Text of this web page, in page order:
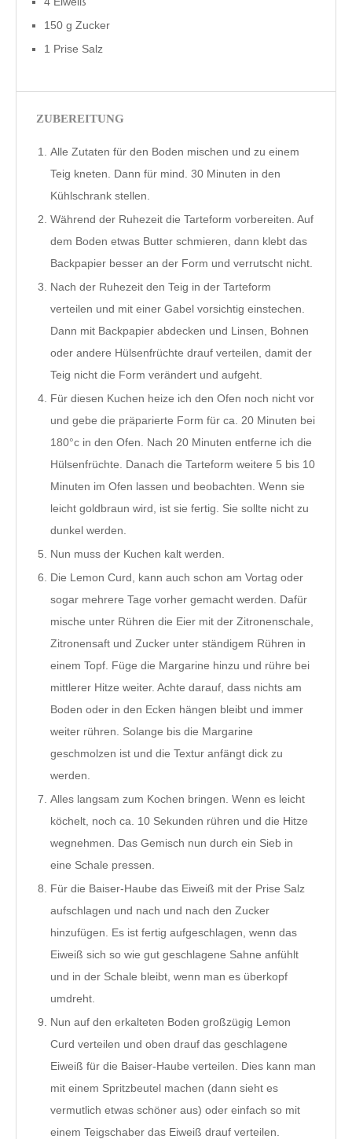
150 g Zucker
1 Prise Salz
ZUBEREITUNG
Alle Zutaten für den Boden mischen und zu einem
Teig kneten. Dann für mind. 30 Minuten in den
Kühlschrank stellen.
Während der Ruhezeit die Tarteform vorbereiten. Auf
dem Boden etwas Butter schmieren, dann klebt das
Backpapier besser an der Form und verrutscht nicht.
Nach der Ruhezeit den Teig in der Tarteform
verteilen und mit einer Gabel vorsichtig einstechen.
Dann mit Backpapier abdecken und Linsen, Bohnen
oder andere Hülsenfrüchte drauf verteilen, damit der
Teig nicht die Form verändert und aufgeht.
Für diesen Kuchen heize ich den Ofen noch nicht vor
und gebe die präparierte Form für ca. 20 Minuten bei
180°c in den Ofen. Nach 20 Minuten entferne ich die
Hülsenfrüchte. Danach die Tarteform weitere 5 bis 10
Minuten im Ofen lassen und beobachten. Wenn sie
leicht goldbraun wird, ist sie fertig. Sie sollte nicht zu
dunkel werden.
Nun muss der Kuchen kalt werden.
Die Lemon Curd , kann auch schon am Vortag oder
sogar mehrere Tage vorher gemacht werden. Dafür
mische unter Rühren die Eier mit der Zitronenschale,
Zitronensaft und Zucker unter ständigem Rühren in
einem Topf. Füge die Margarine hinzu und rühre bei
mittlerer Hitze weiter. Achte darauf, dass nichts am
Boden oder in den Ecken hängen bleibt und immer
weiter rühren. Solange bis die Margarine
geschmolzen ist und die Textur anfängt dick zu
werden.
Alles langsam zum Kochen bringen. Wenn es leicht
köchelt, noch ca. 10 Sekunden rühren und die Hitze
wegnehmen. Das Gemisch nun durch ein Sieb in
eine Schale pressen.
Für die Baiser-Haube das Eiweiß mit der Prise Salz
aufschlagen und nach und nach den Zucker
hinzufügen. Es ist fertig aufgeschlagen, wenn das
Eiweiß sich so wie gut geschlagene Sahne anfühlt
und in der Schale bleibt, wenn man es überkopf
umdreht.
Nun auf den erkalteten Boden großzügig Lemon
Curd verteilen und oben drauf das geschlagene
Eiweiß für die Baiser-Haube verteilen. Dies kann man
mit einem Spritzbeutel machen (dann sieht es
vermutlich etwas schöner aus) oder einfach so mit
einem Teigschaber das Eiweiß drauf verteilen.